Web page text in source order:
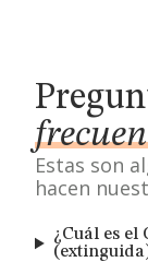
Estas son
hacen
¿Cuál es el